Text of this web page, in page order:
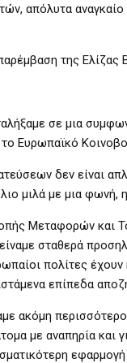
απόλυτα
της Ελίζας
σε μια
το Ευρωπαϊκό
δεν είναι
μιλά με μια φωνή,
Μεταφορών και
σταθερά
πολίτες
επίπεδα
ακόμη
με αναπηρία